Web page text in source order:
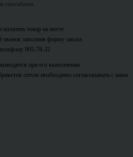
способами
товар на месте
звонок заполнив форму заказа
905-78-32
при его выполнении
оптом необходимо согласовывать с нами